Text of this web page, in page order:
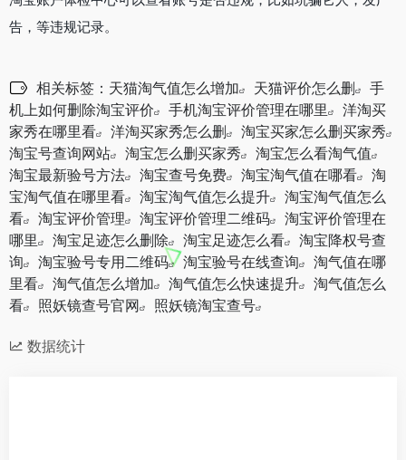
告，等违规记录。
相关标签： 天猫淘气值怎么增加 天猫评价怎么删
手
机上如何删除淘宝评价
手机淘宝评价管理在哪里
洋淘买
家秀在哪里看
洋淘买家秀怎么删
淘宝买家怎么删买家秀
淘宝号查询网站
淘宝怎么删买家秀
淘宝怎么看淘气值
淘宝最新验号方法
淘宝查号免费 淘宝淘气值在哪看
淘
宝淘气值在哪里看
淘宝淘气值怎么提升
淘宝淘气值怎么
看
淘宝评价管理 淘宝评价管理二维码
淘宝评价管理在
哪里
淘宝足迹怎么删除 淘宝足迹怎么看
淘宝降权号查
询
淘宝验号专用二维码 淘宝验号在线查询
淘气值在哪
里看
淘气值怎么增加 淘气值怎么快速提升
淘气值怎么
看
照妖镜查号官网 照妖镜淘宝查号
数据统计